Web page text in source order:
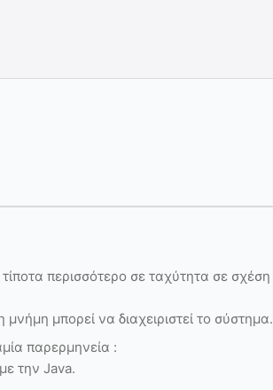
περισσότερο σε ταχύτητα σε σχέση
μπορεί να διαχειριστεί το σύστημα.
παρερμηνεία :
την Java.